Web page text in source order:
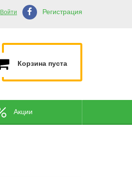
Войти Регистрация
Корзина пуста
Акции